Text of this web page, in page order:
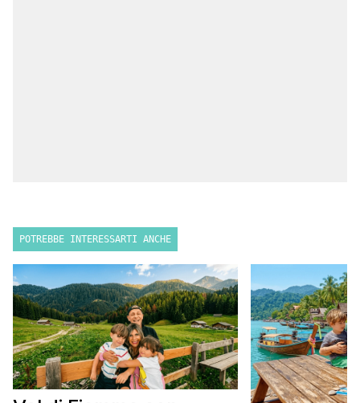
POTREBBE INTERESSARTI ANCHE